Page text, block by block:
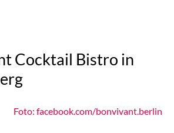
Cocktail Bistro in
Foto: facebook.com/bonvivant.berlin